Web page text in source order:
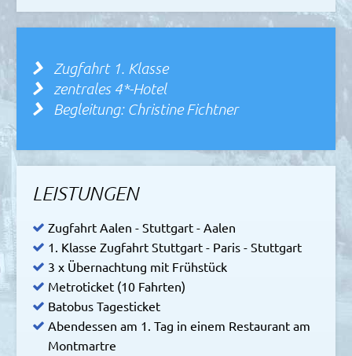
Zugfahrt 1. Klasse
zentrales 4*-Hotel
Begleitung: Christine Fichtner
LEISTUNGEN
Zugfahrt Aalen - Stuttgart - Aalen
1. Klasse Zugfahrt Stuttgart - Paris - Stuttgart
3 x Übernachtung mit Frühstück
Metroticket (10 Fahrten)
Batobus Tagesticket
Abendessen am 1. Tag in einem Restaurant am
Montmartre